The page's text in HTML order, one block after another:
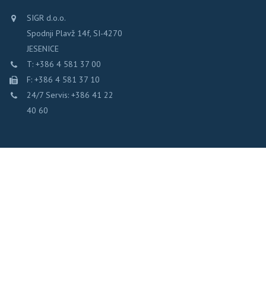
SIGR d.o.o.
Spodnji Plavž 14f, SI-4270
JESENICE
T: +386 4 581 37 00
F: +386 4 581 37 10
24/7 Servis: +386 41 22
40 60